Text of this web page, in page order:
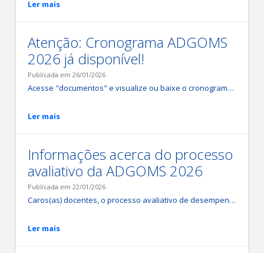
Ler mais
Atenção: Cronograma ADGOMS
2026 já disponível!
Publicada em 26/01/2026
Acesse "documentos" e visualize ou baixe o cronograma da Avaliação docente de 2026.
Ler mais
Informações acerca do processo
avaliativo da ADGOMS 2026
Publicada em 22/01/2026
Caros(as) docentes, o processo avaliativo de desempenho docente (ADGOMS) constitui um procedimento estruturado e contínuo, composto por três etapas definidas pelo Governo do Estado de Pernambuco: a Autoavaliação, a Avaliação da Chefia e o Relatório de Atividades Docentes (RAD). Os indicadores e resultados gerados permitem converter o trabalho docente em informações mensuráveis, orientadas para o desenvolvimento profissional, a melhoria da qualidade dos serviços e o alinhamento de expectativas, ações e políticas institucionais aos objetivos governamentais e da UPE. No menu “Arquivos” e “Perguntas Frequentes”, encontram-se documentos, orientações e informações referentes à ADGOMS vigente, incluindo cronograma, instruções sobre o processo, contatos das Comissões Locais e demais conteúdos pertinentes.
Ler mais